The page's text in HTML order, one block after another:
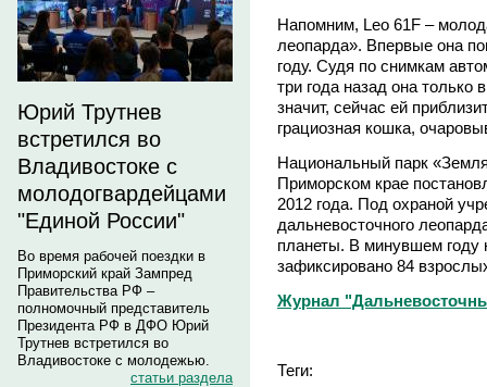
Юрий Трутнев
встретился во
Владивостоке с
молодогвардейцами
"Единой России"
Во время рабочей поездки в
Приморский край Зампред
Правительства РФ –
полномочный представитель
Президента РФ в ДФО Юрий
Трутнев встретился во
Владивостоке с молодежью.
статьи раздела
Напомним, Leo 61F –
леопарда». Впервые она
году. Судя по снимкам
три года назад она только
значит, сейчас ей
грациозная кошка,
Национальный парк
Приморском крае
2012 года. Под охраной
дальневосточного
планеты. В минувшем году
зафиксировано 84
Журнал
Теги: